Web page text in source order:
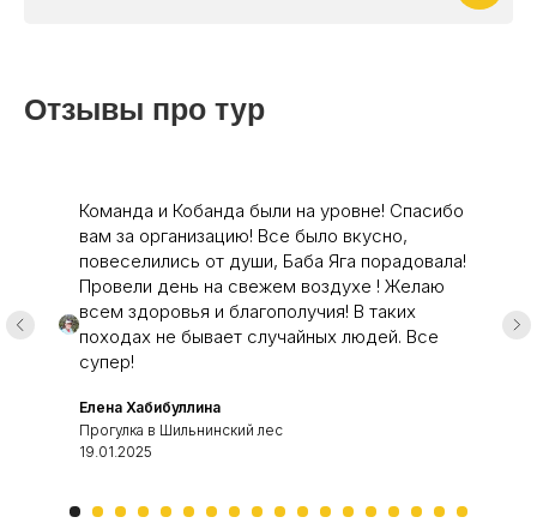
Отзывы про тур
Команда и Кобанда были на уровне! Спасибо
вам за организацию! Все было вкусно,
повеселились от души, Баба Яга порадовала!
Провели день на свежем воздухе ! Желаю
всем здоровья и благополучия! В таких
походах не бывает случайных людей. Все
супер!
Елена Хабибуллина
Прогулка в Шильнинский лес
19.01.2025